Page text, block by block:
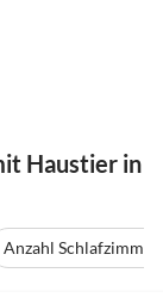
Haustier in
Anzahl Schlafzimmer